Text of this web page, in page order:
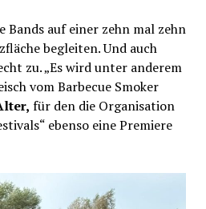
Bands auf einer zehn mal zehn
begleiten. Und auch
zu. „Es wird unter anderem
vom Barbecue Smoker
für den die Organisation
ebenso eine Premiere